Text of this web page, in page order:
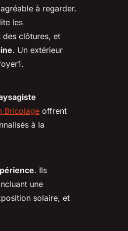
à regarder.
les
des clôtures, et
. Un extérieur
Bricolage offrent
à la
. Ils
une
solaire, et